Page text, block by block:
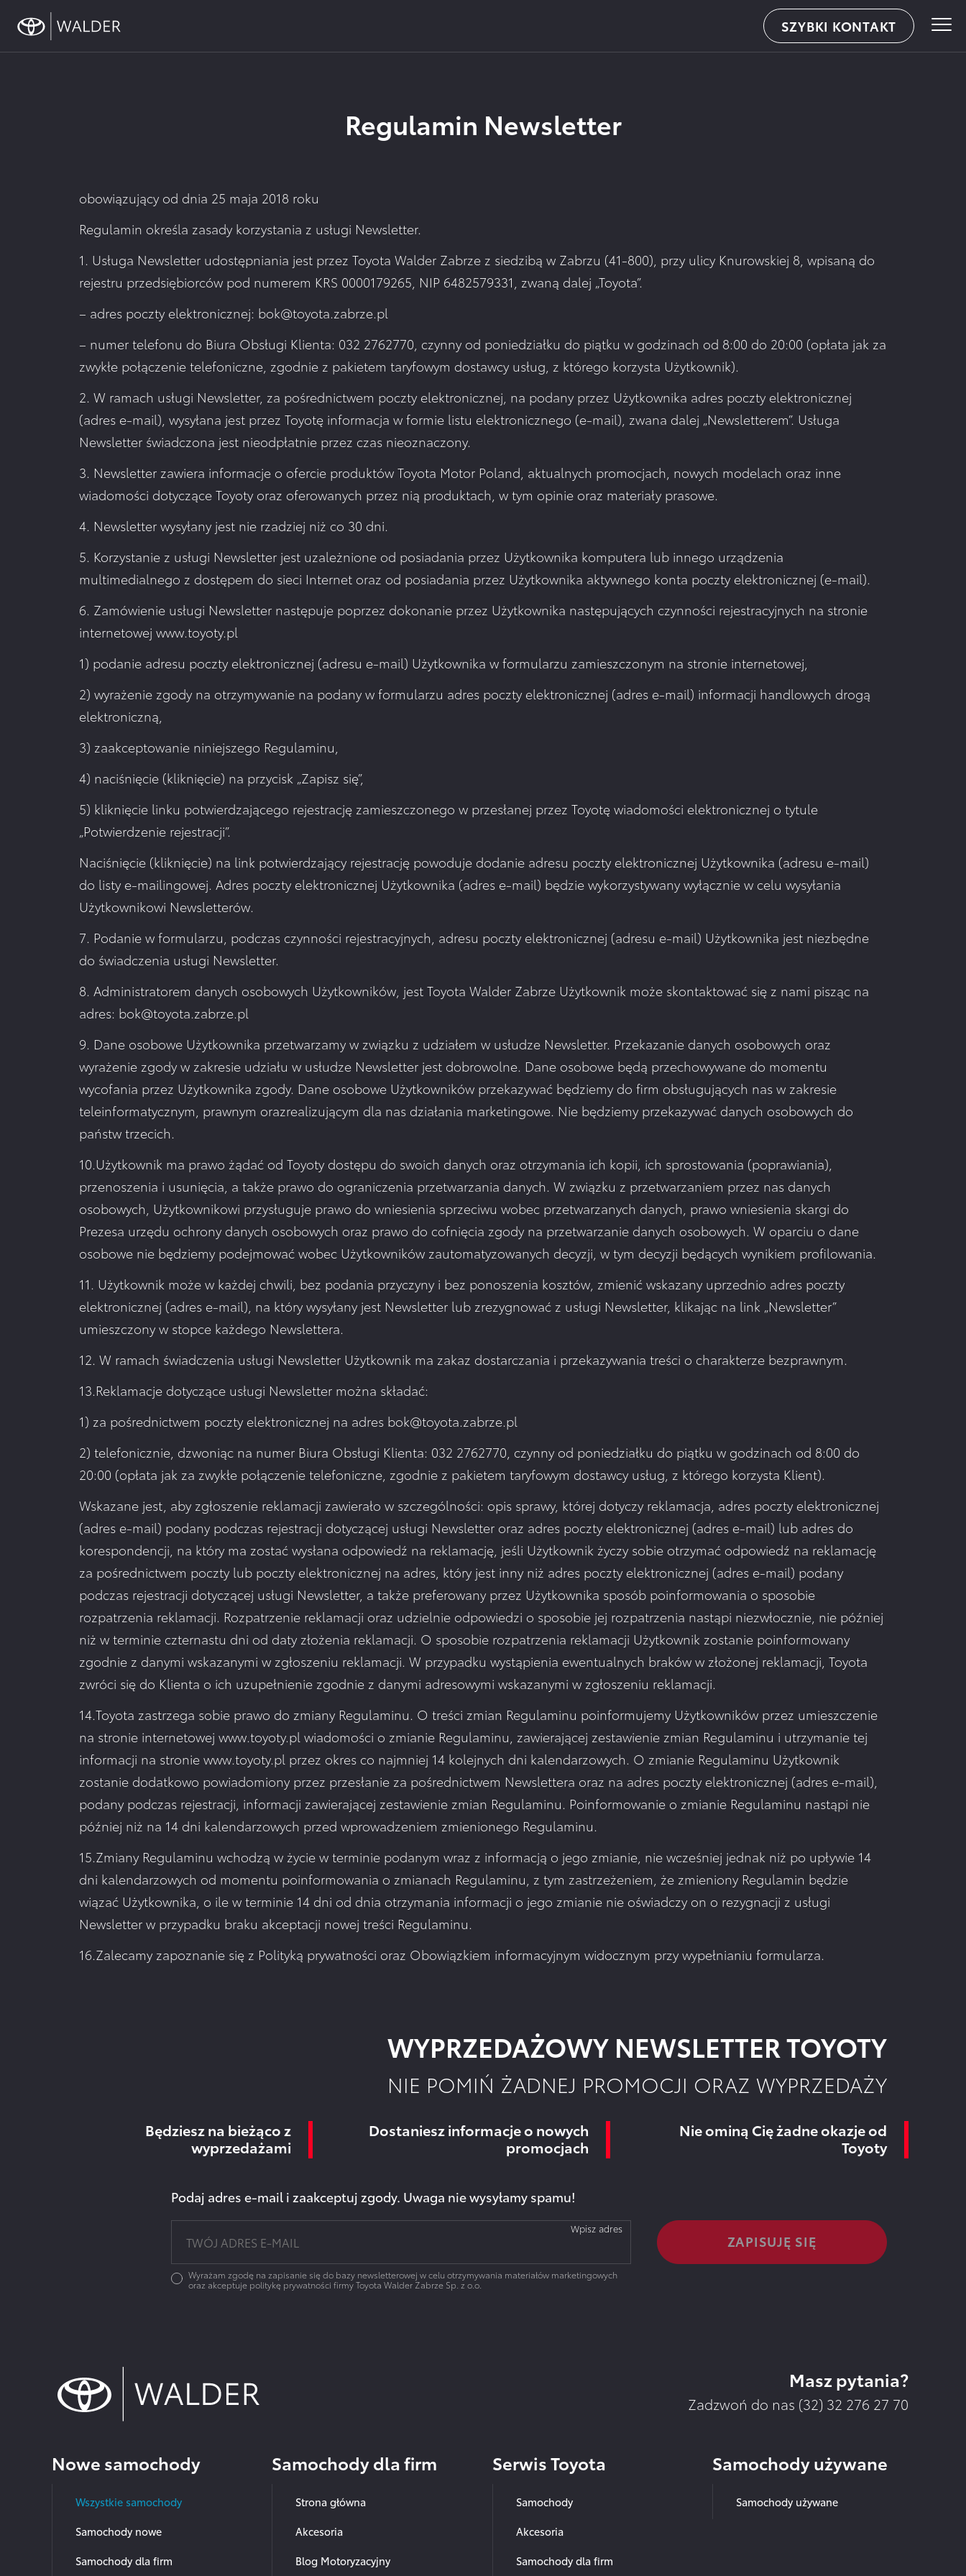
Toyota
Szukasz oficjalnego salonu oraz serwisu Toyoty w rejonie Gliwic, Zabrza lub Chorzowa? Zapraszamy do WALDER – ul.Knurowska 8, Zabrze
SZYBKI KONTAKT
Regulamin Newsletter
obowiązujący od dnia 25 maja 2018 roku
Regulamin określa zasady korzystania z usługi Newsletter.
1. Usługa Newsletter udostępniania jest przez Toyota Walder Zabrze z siedzibą w Zabrzu (41-800), przy ulicy Knurowskiej 8, wpisaną do
rejestru przedsiębiorców pod numerem KRS 0000179265, NIP 6482579331, zwaną dalej „Toyota”.
– adres poczty elektronicznej: bok@toyota.zabrze.pl
– numer telefonu do Biura Obsługi Klienta: 032 2762770, czynny od poniedziałku do piątku w godzinach od 8:00 do 20:00 (opłata jak za
zwykłe połączenie telefoniczne, zgodnie z pakietem taryfowym dostawcy usług, z którego korzysta Użytkownik).
2. W ramach usługi Newsletter, za pośrednictwem poczty elektronicznej, na podany przez Użytkownika adres poczty elektronicznej
(adres e-mail), wysyłana jest przez Toyotę informacja w formie listu elektronicznego (e-mail), zwana dalej „Newsletterem”. Usługa
Newsletter świadczona jest nieodpłatnie przez czas nieoznaczony.
3. Newsletter zawiera informacje o ofercie produktów Toyota Motor Poland, aktualnych promocjach, nowych modelach oraz inne
wiadomości dotyczące Toyoty oraz oferowanych przez nią produktach, w tym opinie oraz materiały prasowe.
4. Newsletter wysyłany jest nie rzadziej niż co 30 dni.
5. Korzystanie z usługi Newsletter jest uzależnione od posiadania przez Użytkownika komputera lub innego urządzenia
multimedialnego z dostępem do sieci Internet oraz od posiadania przez Użytkownika aktywnego konta poczty elektronicznej (e-mail).
6. Zamówienie usługi Newsletter następuje poprzez dokonanie przez Użytkownika następujących czynności rejestracyjnych na stronie
internetowej www.toyoty.pl
1) podanie adresu poczty elektronicznej (adresu e-mail) Użytkownika w formularzu zamieszczonym na stronie internetowej,
2) wyrażenie zgody na otrzymywanie na podany w formularzu adres poczty elektronicznej (adres e-mail) informacji handlowych drogą
elektroniczną,
3) zaakceptowanie niniejszego Regulaminu,
4) naciśnięcie (kliknięcie) na przycisk „Zapisz się”,
5) kliknięcie linku potwierdzającego rejestrację zamieszczonego w przesłanej przez Toyotę wiadomości elektronicznej o tytule
„Potwierdzenie rejestracji”.
Naciśnięcie (kliknięcie) na link potwierdzający rejestrację powoduje dodanie adresu poczty elektronicznej Użytkownika (adresu e-mail)
do listy e-mailingowej. Adres poczty elektronicznej Użytkownika (adres e-mail) będzie wykorzystywany wyłącznie w celu wysyłania
Użytkownikowi Newsletterów.
7. Podanie w formularzu, podczas czynności rejestracyjnych, adresu poczty elektronicznej (adresu e-mail) Użytkownika jest niezbędne
do świadczenia usługi Newsletter.
8. Administratorem danych osobowych Użytkowników, jest Toyota Walder Zabrze Użytkownik może skontaktować się z nami pisząc na
adres: bok@toyota.zabrze.pl
9. Dane osobowe Użytkownika przetwarzamy w związku z udziałem w usłudze Newsletter. Przekazanie danych osobowych oraz
wyrażenie zgody w zakresie udziału w usłudze Newsletter jest dobrowolne. Dane osobowe będą przechowywane do momentu
wycofania przez Użytkownika zgody. Dane osobowe Użytkowników przekazywać będziemy do firm obsługujących nas w zakresie
teleinformatycznym, prawnym orazrealizującym dla nas działania marketingowe. Nie będziemy przekazywać danych osobowych do
państw trzecich.
10.Użytkownik ma prawo żądać od Toyoty dostępu do swoich danych oraz otrzymania ich kopii, ich sprostowania (poprawiania),
przenoszenia i usunięcia, a także prawo do ograniczenia przetwarzania danych. W związku z przetwarzaniem przez nas danych
osobowych, Użytkownikowi przysługuje prawo do wniesienia sprzeciwu wobec przetwarzanych danych, prawo wniesienia skargi do
Prezesa urzędu ochrony danych osobowych oraz prawo do cofnięcia zgody na przetwarzanie danych osobowych. W oparciu o dane
osobowe nie będziemy podejmować wobec Użytkowników zautomatyzowanych decyzji, w tym decyzji będących wynikiem profilowania.
11. Użytkownik może w każdej chwili, bez podania przyczyny i bez ponoszenia kosztów, zmienić wskazany uprzednio adres poczty
elektronicznej (adres e-mail), na który wysyłany jest Newsletter lub zrezygnować z usługi Newsletter, klikając na link „Newsletter”
umieszczony w stopce każdego Newslettera.
12. W ramach świadczenia usługi Newsletter Użytkownik ma zakaz dostarczania i przekazywania treści o charakterze bezprawnym.
13.Reklamacje dotyczące usługi Newsletter można składać:
1) za pośrednictwem poczty elektronicznej na adres bok@toyota.zabrze.pl
2) telefonicznie, dzwoniąc na numer Biura Obsługi Klienta: 032 2762770, czynny od poniedziałku do piątku w godzinach od 8:00 do
20:00 (opłata jak za zwykłe połączenie telefoniczne, zgodnie z pakietem taryfowym dostawcy usług, z którego korzysta Klient).
Wskazane jest, aby zgłoszenie reklamacji zawierało w szczególności: opis sprawy, której dotyczy reklamacja, adres poczty elektronicznej
(adres e-mail) podany podczas rejestracji dotyczącej usługi Newsletter oraz adres poczty elektronicznej (adres e-mail) lub adres do
korespondencji, na który ma zostać wysłana odpowiedź na reklamację, jeśli Użytkownik życzy sobie otrzymać odpowiedź na reklamację
za pośrednictwem poczty lub poczty elektronicznej na adres, który jest inny niż adres poczty elektronicznej (adres e-mail) podany
podczas rejestracji dotyczącej usługi Newsletter, a także preferowany przez Użytkownika sposób poinformowania o sposobie
rozpatrzenia reklamacji. Rozpatrzenie reklamacji oraz udzielnie odpowiedzi o sposobie jej rozpatrzenia nastąpi niezwłocznie, nie później
niż w terminie czternastu dni od daty złożenia reklamacji. O sposobie rozpatrzenia reklamacji Użytkownik zostanie poinformowany
zgodnie z danymi wskazanymi w zgłoszeniu reklamacji. W przypadku wystąpienia ewentualnych braków w złożonej reklamacji, Toyota
zwróci się do Klienta o ich uzupełnienie zgodnie z danymi adresowymi wskazanymi w zgłoszeniu reklamacji.
14.Toyota zastrzega sobie prawo do zmiany Regulaminu. O treści zmian Regulaminu poinformujemy Użytkowników przez umieszczenie
na stronie internetowej www.toyoty.pl wiadomości o zmianie Regulaminu, zawierającej zestawienie zmian Regulaminu i utrzymanie tej
informacji na stronie www.toyoty.pl przez okres co najmniej 14 kolejnych dni kalendarzowych. O zmianie Regulaminu Użytkownik
zostanie dodatkowo powiadomiony przez przesłanie za pośrednictwem Newslettera oraz na adres poczty elektronicznej (adres e-mail),
podany podczas rejestracji, informacji zawierającej zestawienie zmian Regulaminu. Poinformowanie o zmianie Regulaminu nastąpi nie
później niż na 14 dni kalendarzowych przed wprowadzeniem zmienionego Regulaminu.
15.Zmiany Regulaminu wchodzą w życie w terminie podanym wraz z informacją o jego zmianie, nie wcześniej jednak niż po upływie 14
dni kalendarzowych od momentu poinformowania o zmianach Regulaminu, z tym zastrzeżeniem, że zmieniony Regulamin będzie
wiązać Użytkownika, o ile w terminie 14 dni od dnia otrzymania informacji o jego zmianie nie oświadczy on o rezygnacji z usługi
Newsletter w przypadku braku akceptacji nowej treści Regulaminu.
16.Zalecamy zapoznanie się z Polityką prywatności oraz Obowiązkiem informacyjnym widocznym przy wypełnianiu formularza.
WYPRZEDAŻOWY NEWSLETTER TOYOTY
NIE POMIŃ ŻADNEJ PROMOCJI ORAZ WYPRZEDAŻY
Będziesz na bieżąco z
wyprzedażami
Dostaniesz informacje o nowych
promocjach
Nie ominą Cię żadne okazje od
Toyoty
Podaj adres e-mail i zaakceptuj zgody. Uwaga nie wysyłamy spamu!
Wpisz adres
Wyrażam zgodę na zapisanie się do bazy newsletterowej w celu otrzymywania materiałów marketingowych
oraz akceptuje politykę prywatności firmy Toyota Walder Zabrze Sp. z o.o.
Masz pytania?
Zadzwoń do nas (32) 32 276 27 70
Nowe samochody
Wszystkie samochody
Samochody nowe
Samochody dla firm
Samochody dla firm
Strona główna
Akcesoria
Blog Motoryzacyjny
Serwis Toyota
Samochody
Akcesoria
Samochody dla firm
Samochody używane
Samochody używane